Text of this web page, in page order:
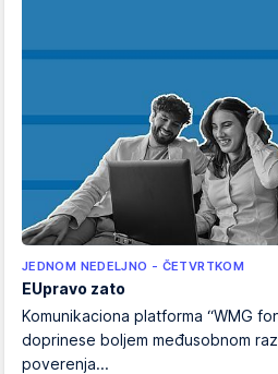
JEDNOM NEDELJNO - ČETVRTKOM
EUpravo zato
Komunikaciona platforma “WMG
doprinese boljem međusobnom
poverenja...